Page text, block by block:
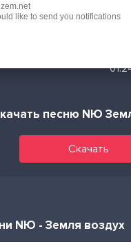
mp3:
320
песню NЮ
Скачать
NЮ - Земля воздух
like to send you notifications